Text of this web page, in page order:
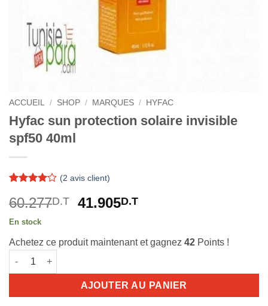
ACCUEIL / SHOP / MARQUES / HYFAC
Hyfac sun protection solaire invisible
spf50 40ml
sur 5
basé sur
notations
(2 avis client)
60.277D.T
Le
était :
41.905D.TLe
est :
En stock
Achetez ce produit maintenant et gagnez 42 Points !
quantité de Hyfac sun protection solaire invisible spf50 40ml
AJOUTER AU PANIER